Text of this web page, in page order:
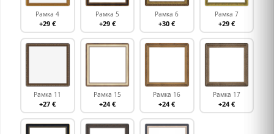
Рамка 4
+29 €
Рамка 5
+29 €
Рамка 6
+30 €
Рамка 7
+29 €
Рамка 11
+27 €
Рамка 15
+24 €
Рамка 16
+24 €
Рамка 17
+24 €